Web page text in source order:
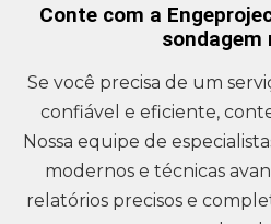
Conte com a
sondagem
Se você precisa de um
confiável e eficiente,
Nossa equipe de
modernos e técnicas
relatórios precisos e